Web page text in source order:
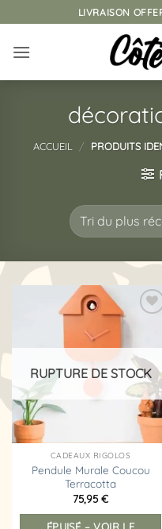
au
contenu
LIVRAISON
ACCUEIL / PRODUITS
liste
d’envies
RUPTURE DE STOCK
CADEAUX RIGOLOS
Pendule Murale Coucou
Terracotta
75,95€
ÉPUISÉ – VOIR LE